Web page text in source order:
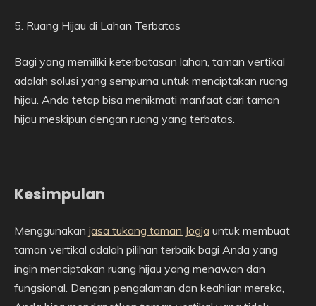
5. Ruang Hijau di Lahan Terbatas
Bagi yang memiliki keterbatasan lahan, taman vertikal
adalah solusi yang sempurna untuk menciptakan ruang
hijau. Anda tetap bisa menikmati manfaat dari taman
hijau meskipun dengan ruang yang terbatas.
Kesimpulan
Menggunakan jasa tukang taman Jogja untuk membuat
taman vertikal adalah pilihan terbaik bagi Anda yang
ingin menciptakan ruang hijau yang menawan dan
fungsional. Dengan pengalaman dan keahlian mereka,